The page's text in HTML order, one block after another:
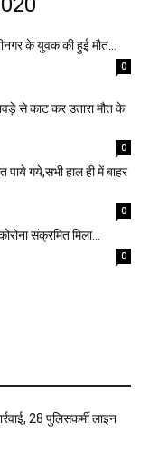
के युवक की हुई मौत…
0
से काट कर उतारा मौत के
0
पाये गये,सभी हाल ही में बाहर
0
संक्रमित मिला…
0
28 पुलिसकर्मी लाइन